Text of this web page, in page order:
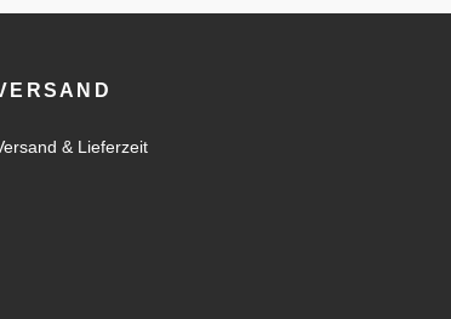
& Lieferzeit